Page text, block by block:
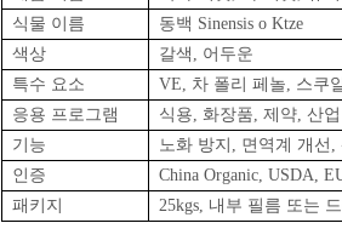
식물 이름
동백 Sinensis o Ktze
색상
갈색, 어두운
특수 요소
VE, 차 폴리 페놀, 스쿠
응용 프로그램
식용, 화장품, 제약, 산
기능
노화 방지, 면역계 개선,
인증
China Organic, USDA,
패키지
25kgs, 내부 필름 또는